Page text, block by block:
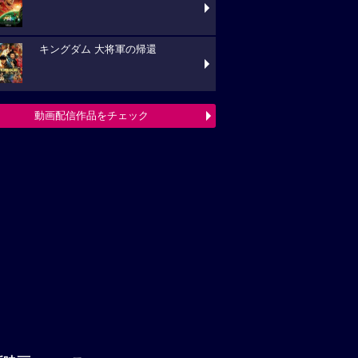
キングダム 大将軍の帰還
動画配信作品をチェック